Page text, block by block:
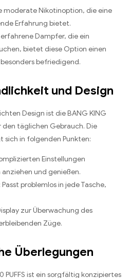
moderate Nikotinoption, die eine
Erfahrung bietet.
Dampfer, die ein
bietet diese Option einen
befriedigend.
und Design
Design ist die BANG KING
den täglichen Gebrauch. Die
in folgenden Punkten:
Einstellungen
und genießen.
problemlos in jede Tasche,
zur Überwachung des
Züge.
Überlegungen
PUFFS ist ein sorgfältig konzipiertes